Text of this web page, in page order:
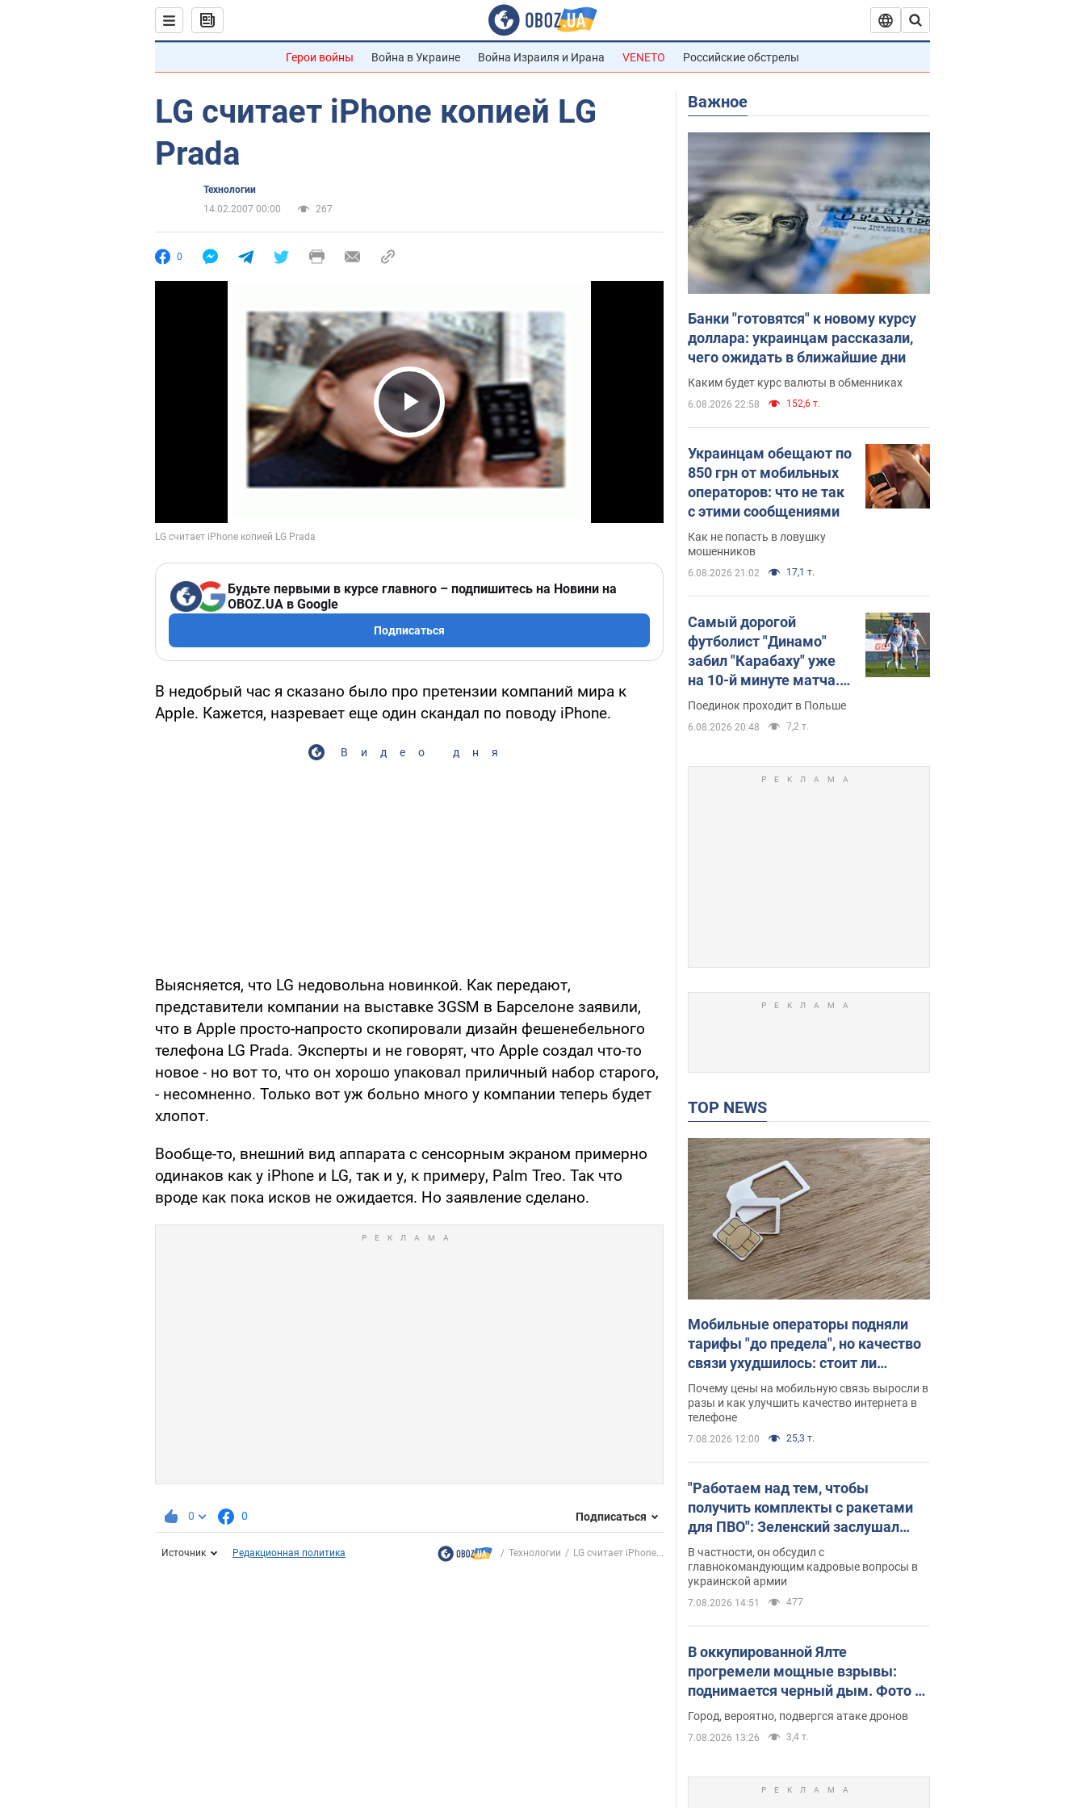
Герои войны Война в Украине Война Израиля и Ирана VENETO Российские обстрелы
LG считает iPhone копией LG
Prada
Технологии
14.02.2007 00:00
267
0
Play Video
Будьте первыми в курсе главного – подпишитесь на Новини на
OBOZ.UA в Google
Подписаться
В недобрый час я сказано было про претензии компаний мира к
Apple. Кажется, назревает еще один скандал по поводу iPhone.
Видео дня
Выясняется, что LG недовольна новинкой. Как передают,
представители компании на выставке 3GSM в Барселоне заявили,
что в Apple просто-напросто скопировали дизайн фешенебельного
телефона LG Prada. Эксперты и не говорят, что Apple создал что-то
новое - но вот то, что он хорошо упаковал приличный набор старого,
- несомненно. Только вот уж больно много у компании теперь будет
хлопот.
Вообще-то, внешний вид аппарата с сенсорным экраном примерно
одинаков как у iPhone и LG, так и у, к примеру, Palm Treo. Так что
вроде как пока исков не ожидается. Но заявление сделано.
0 0 Подписаться
Источник Редакционная политика Технологии LG считает iPhone...
Важное
Банки "готовятся" к новому курсу
доллара: украинцам рассказали,
чего ожидать в ближайшие дни
Каким будет курс валюты в обменниках
6.08.2026 22:58 152,6 т.
Украинцам обещают по
850 грн от мобильных
операторов: что не так
с этими сообщениями
Как не попасть в ловушку
мошенников
6.08.2026 21:02 17,1 т.
Самый дорогой
футболист "Динамо"
забил "Карабаху" уже
на 10-й минуте матча.
Видео
Поединок проходит в Польше
6.08.2026 20:48 7,2 т.
TOP NEWS
Мобильные операторы подняли
тарифы "до предела", но качество
связи ухудшилось: стоит ли
жаловаться на цены
Почему цены на мобильную связь выросли в
разы и как улучшить качество интернета в
телефоне
7.08.2026 12:00 25,3 т.
"Работаем над тем, чтобы
получить комплекты с ракетами
для ПВО": Зеленский заслушал
доклад Драпатого и объявил о
новых мерах
В частности, он обсудил с
главнокомандующим кадровые вопросы в
украинской армии
7.08.2026 14:51 477
В оккупированной Ялте
прогремели мощные взрывы:
поднимается черный дым. Фото и
видео
Город, вероятно, подвергся атаке дронов
7.08.2026 13:26 3,4 т.